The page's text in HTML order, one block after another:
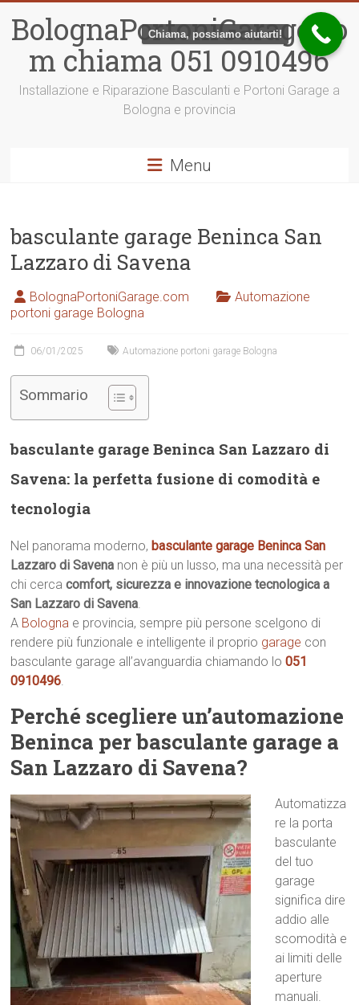
contenuto
BolognaPortoniGarage.co
m chiama 051 0910496
Installazione e Riparazione Basculanti e Portoni Garage a
Bologna e provincia
Menu
basculante garage Beninca San
Lazzaro di Savena
BolognaPortoniGarage.com
Automazione
portoni garage Bologna
06/01/2025 Automazione portoni garage Bologna
Sommario
basculante garage Beninca San Lazzaro di
Savena: la perfetta fusione di comodità e
tecnologia
Nel panorama moderno,basculante garage Beninca San
Lazzaro di Savena non è più un lusso, ma una necessità per
chi cercacomfort, sicurezza e innovazione tecnologica a
San Lazzaro di Savena.
A Bologna e provincia, sempre più persone scelgono di
rendere più funzionale e intelligente il proprio garage con
basculante garage all’avanguardia chiamando lo051
0910496.
Perché scegliere un’automazione
Beninca per basculante garage a
San Lazzaro di Savena?
Automatizza
re la porta
basculante
del tuo
garage
significa dire
addio alle
scomodità e
ai limiti delle
aperture
manuali.
Chiama, possiamo aiutarti!